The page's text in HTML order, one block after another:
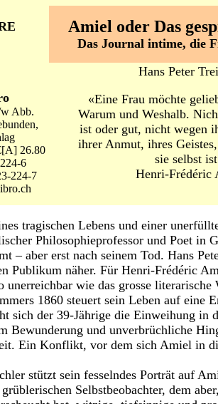
Amiel oder Das
Das Journal intime, die
Hans Peter
Abb.
26.80
6
224-7
«Eine Frau möchte
Warum und Weshalb.
ist oder gut, nicht wegen
ihrer Anmut, ihres
sie selbst
Henri-Frédéric
tragischen Lebens und einer
Philosophieprofessor und Poet in
– aber erst nach seinem Tod. Hans
Publikum näher. Für Henri-Frédéric
unerreichbar wie das grosse
1860 steuert sein Leben auf eine
sich der 39-Jährige die Einweihung in
Bewunderung und unverbrüchliche
Ein Konflikt, vor dem sich Amiel in
stützt sein fesselndes Porträt auf
Selbstbeobachter, dem